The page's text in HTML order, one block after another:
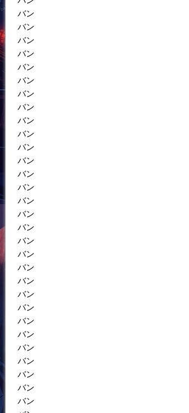
バン
バン
バン
バン
バン
バン
バン
バン
バン
バン
バン
バン
バン
バン
バン
バン
バン
バン
バン
バン
バン
バン
バン
バン
バン
バン
バン
バン
バン
バン